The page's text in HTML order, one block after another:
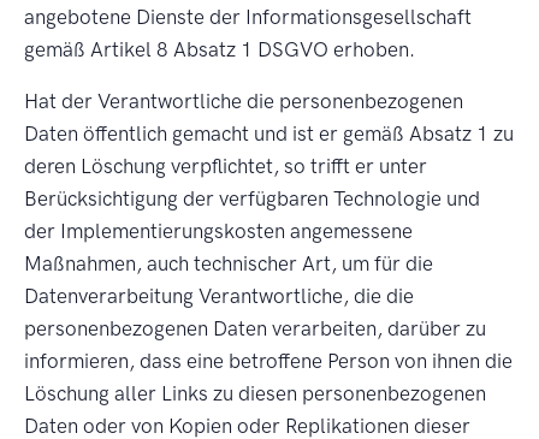
angebotene Dienste der Informationsgesellschaft
gemäß Artikel 8 Absatz 1 DSGVO erhoben.
Hat der Verantwortliche die personenbezogenen
Daten öffentlich gemacht und ist er gemäß Absatz 1 zu
deren Löschung verpflichtet, so trifft er unter
Berücksichtigung der verfügbaren Technologie und
der Implementierungskosten angemessene
Maßnahmen, auch technischer Art, um für die
Datenverarbeitung Verantwortliche, die die
personenbezogenen Daten verarbeiten, darüber zu
informieren, dass eine betroffene Person von ihnen die
Löschung aller Links zu diesen personenbezogenen
Daten oder von Kopien oder Replikationen dieser